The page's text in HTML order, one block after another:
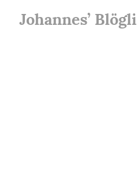
Johannes’ Blögli